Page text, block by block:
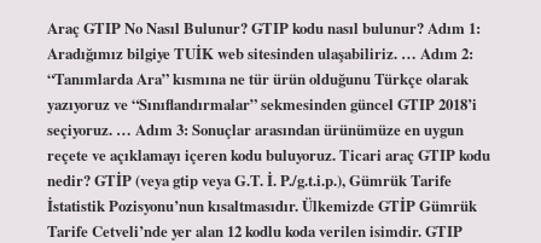
Araç GTIP No Nasıl Bulunur? GTIP kodu nasıl bulunur? Adım 1:
Aradığımız bilgiye TUİK web sitesinden ulaşabiliriz. … Adım 2:
“Tanımlarda Ara” kısmına ne tür ürün olduğunu Türkçe olarak
yazıyoruz ve “Sınıflandırmalar” sekmesinden güncel GTIP 2018’i
seçiyoruz. … Adım 3: Sonuçlar arasından ürünümüze en uygun
reçete ve açıklamayı içeren kodu buluyoruz. Ticari araç GTIP kodu
nedir? GTİP (veya gtip veya G.T. İ. P./g.t.i.p.), Gümrük Tarife
İstatistik Pozisyonu’nun kısaltmasıdır. Ülkemizde GTİP Gümrük
Tarife Cetveli’nde yer alan 12 kodlu koda verilen isimdir. GTIP